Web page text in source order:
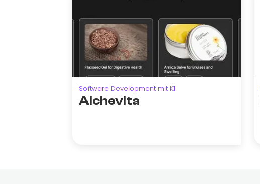
Software Development mit KI
Alchevita